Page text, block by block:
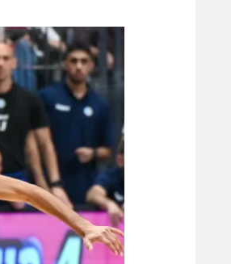
תקנון משתתפים וזוכים
תקנון עבור פעילות
תקנון עבור פעילות ספורט 1 – "מרלן"
גיימינג E-Sports
תנאי שימוש
מדיניות פרטיות
תקנון פעילות ספורט 1